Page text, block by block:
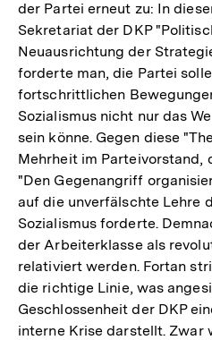
der Partei erneut zu: In
Sekretariat der DKP
Neuausrichtung der
forderte man, die Partei
fortschrittlichen
Sozialismus nicht nur das
sein könne. Gegen diese
Mehrheit im Parteivorstand,
"Den Gegenangriff
auf die unverfälschte Lehre
Sozialismus forderte.
der Arbeiterklasse als
relativiert werden. Fortan
die richtige Linie, was
Geschlossenheit der DKP
interne Krise darstellt. Zwar